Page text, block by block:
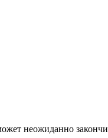
неожиданно